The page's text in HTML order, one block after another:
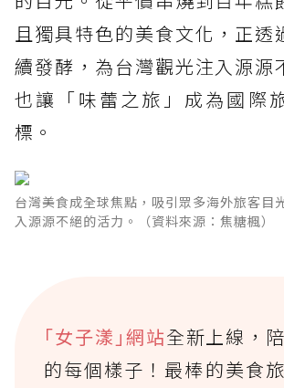
且獨具特色的美食文化，正透
續發酵，為台灣觀光注入源源
也讓「味蕾之旅」成為國際
標。
台灣美食成全球焦點，吸引眾多海外旅客目
入源源不絕的活力。（資料來源：焦糖楓）
｢女子漾｣網站全新上線，
的每個樣子！最棒的美食